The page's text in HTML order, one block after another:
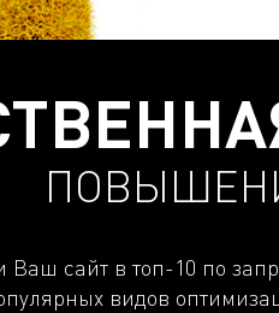
сайт в топ-10 по
видов